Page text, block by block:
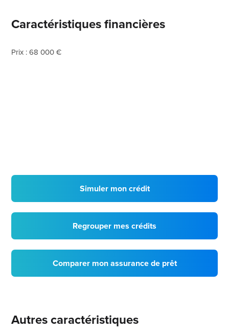
Caractéristiques financières
Prix : 68 000 €
Simuler mon crédit
Regrouper mes crédits
Comparer mon assurance de prêt
Autres caractéristiques